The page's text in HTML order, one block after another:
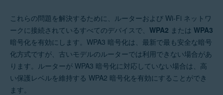
これらの問題を解決するために、ルーターおよび Wi-Fi ネットワ
ークに接続されているすべてのデバイスで、 WPA2 または WPA3
暗号化を有効にします。WPA3 暗号化は、最新で最も安全な暗号
化方式ですが、古いモデルのルーターでは利用できない場合があ
ります。ルーターが WPA3 暗号化に対応していない場合は、高
い保護レベルを維持する WPA2 暗号化を有効にすることができ
ます。